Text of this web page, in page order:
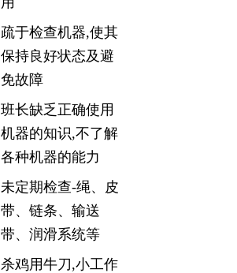
疏于检查机器,使其
保持良好状态及避
免故障
班长缺乏正确使用
机器的知识,不了解
各种机器的能力
未定期检查-绳、皮
带、链条、输送
带、润滑系统等
杀鸡用牛刀,小工作